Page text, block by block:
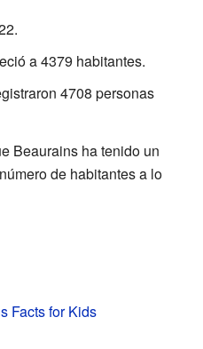
a 4379 habitantes.
4708 personas
Beaurains ha tenido un
de habitantes a lo
Facts for Kids